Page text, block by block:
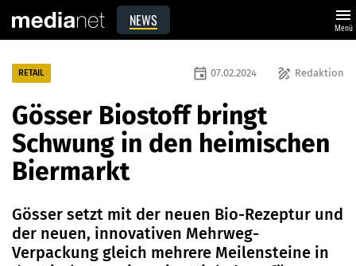
NEWS menu
Menü
RETAIL draw Redaktion
event 07.02.2024
Gösser Biostoff bringt
Schwung in den heimischen
Biermarkt
Gösser setzt mit der neuen Bio-Rezeptur und
der neuen, innovativen Mehrweg-
Verpackung gleich mehrere Meilensteine in